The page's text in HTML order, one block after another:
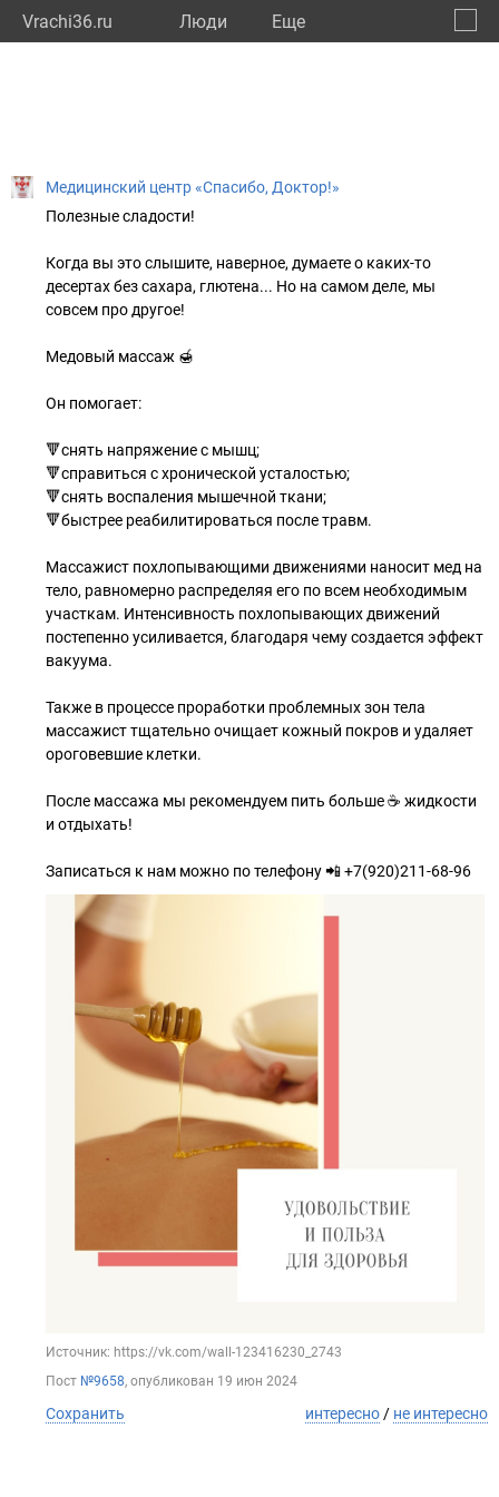
Vrachi36.ru Люди Eще
Медицинский центр «Спасибо, Доктор!»
Полезные сладости!
Когда вы это слышите, наверное, думаете о каких-то
десертах без сахара, глютена... Но на самом деле, мы
совсем про другое!
Медовый массаж 🍯
Он помогает:
🔻снять напряжение с мышц;
🔻справиться с хронической усталостью;
🔻снять воспаления мышечной ткани;
🔻быстрее реабилитироваться после травм.
Массажист похлопывающими движениями наносит мед на
тело, равномерно распределяя его по всем необходимым
участкам. Интенсивность похлопывающих движений
постепенно усиливается, благодаря чему создается эффект
вакуума.
Также в процессе проработки проблемных зон тела
массажист тщательно очищает кожный покров и удаляет
ороговевшие клетки.
После массажа мы рекомендуем пить больше ☕ жидкости
и отдыхать!
Записаться к нам можно по телефону 📲 +7(920)211-68-96
Источник: https://vk.com/wall-123416230_2743
Пост №9658, опубликован 19 июн 2024
Сохранить интересно / не интересно